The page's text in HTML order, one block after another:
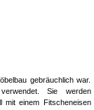
gebräuchlich war.
Sie werden
mit einem Fitscheneisen